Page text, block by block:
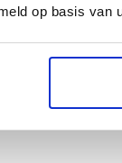
op basis van